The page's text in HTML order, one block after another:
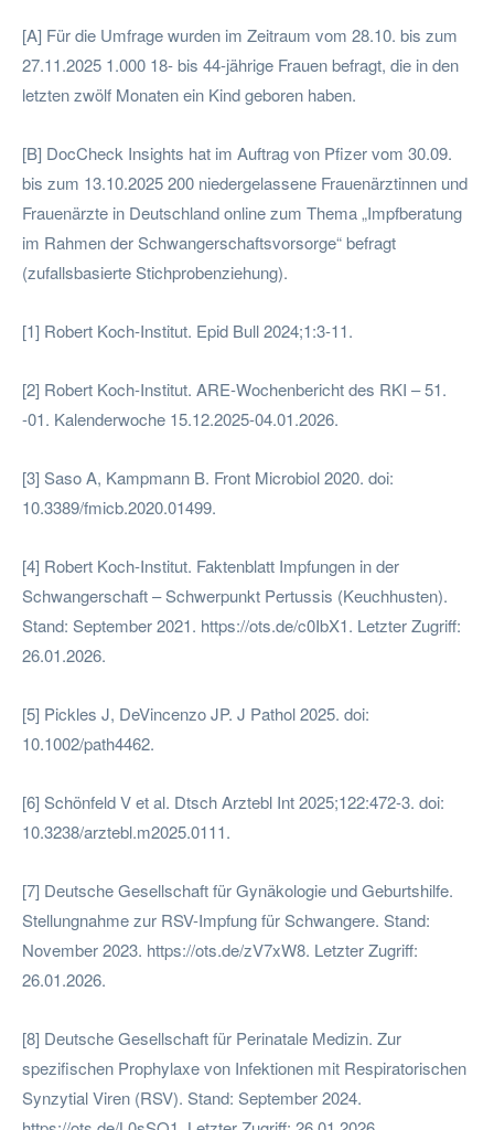
[A] Für die Umfrage wurden im Zeitraum vom 28.10. bis zum
27.11.2025 1.000 18- bis 44-jährige Frauen befragt, die in den
letzten zwölf Monaten ein Kind geboren haben.
[B] DocCheck Insights hat im Auftrag von Pfizer vom 30.09.
bis zum 13.10.2025 200 niedergelassene Frauenärztinnen und
Frauenärzte in Deutschland online zum Thema „Impfberatung
im Rahmen der Schwangerschaftsvorsorge“ befragt
(zufallsbasierte Stichprobenziehung).
[1] Robert Koch-Institut. Epid Bull 2024;1:3-11.
[2] Robert Koch-Institut. ARE-Wochenbericht des RKI – 51.
-01. Kalenderwoche 15.12.2025-04.01.2026.
[3] Saso A, Kampmann B. Front Microbiol 2020. doi:
10.3389/fmicb.2020.01499.
[4] Robert Koch-Institut. Faktenblatt Impfungen in der
Schwangerschaft – Schwerpunkt Pertussis (Keuchhusten).
Stand: September 2021. https://ots.de/c0IbX1. Letzter Zugriff:
26.01.2026.
[5] Pickles J, DeVincenzo JP. J Pathol 2025. doi:
10.1002/path4462.
[6] Schönfeld V et al. Dtsch Arztebl Int 2025;122:472-3. doi:
10.3238/arztebl.m2025.0111.
[7] Deutsche Gesellschaft für Gynäkologie und Geburtshilfe.
Stellungnahme zur RSV-Impfung für Schwangere. Stand:
November 2023. https://ots.de/zV7xW8. Letzter Zugriff:
26.01.2026.
[8] Deutsche Gesellschaft für Perinatale Medizin. Zur
spezifischen Prophylaxe von Infektionen mit Respiratorischen
Synzytial Viren (RSV). Stand: September 2024.